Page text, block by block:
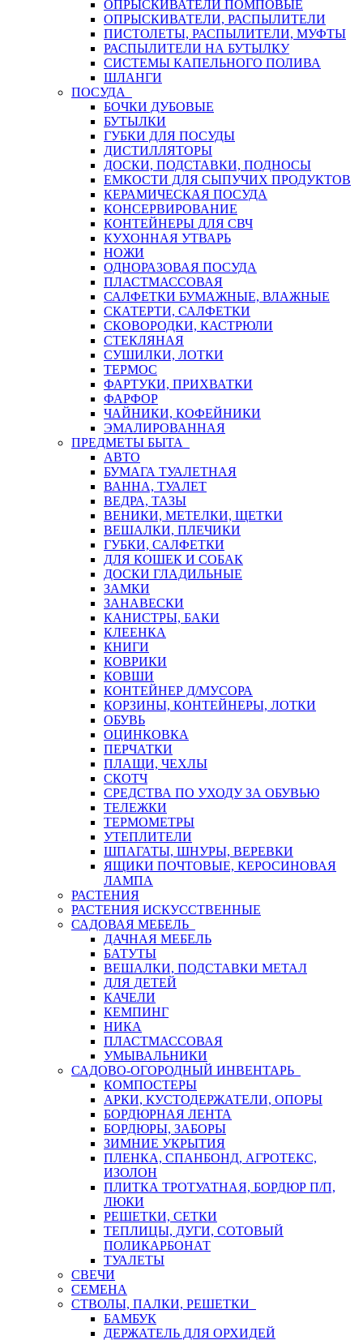
ОПРЫСКИВАТЕЛИ ПОМПОВЫЕ
ОПРЫСКИВАТЕЛИ, РАСПЫЛИТЕЛИ
ПИСТОЛЕТЫ, РАСПЫЛИТЕЛИ, МУФТЫ
РАСПЫЛИТЕЛИ НА БУТЫЛКУ
СИСТЕМЫ КАПЕЛЬНОГО ПОЛИВА
ШЛАНГИ
ПОСУДА
БОЧКИ ДУБОВЫЕ
БУТЫЛКИ
ГУБКИ ДЛЯ ПОСУДЫ
ДИСТИЛЛЯТОРЫ
ДОСКИ, ПОДСТАВКИ, ПОДНОСЫ
ЕМКОСТИ ДЛЯ СЫПУЧИХ ПРОДУКТОВ
КЕРАМИЧЕСКАЯ ПОСУДА
КОНСЕРВИРОВАНИЕ
КОНТЕЙНЕРЫ ДЛЯ СВЧ
КУХОННАЯ УТВАРЬ
НОЖИ
ОДНОРАЗОВАЯ ПОСУДА
ПЛАСТМАССОВАЯ
САЛФЕТКИ БУМАЖНЫЕ, ВЛАЖНЫЕ
СКАТЕРТИ, САЛФЕТКИ
СКОВОРОДКИ, КАСТРЮЛИ
СТЕКЛЯНАЯ
СУШИЛКИ, ЛОТКИ
ТЕРМОС
ФАРТУКИ, ПРИХВАТКИ
ФАРФОР
ЧАЙНИКИ, КОФЕЙНИКИ
ЭМАЛИРОВАННАЯ
ПРЕДМЕТЫ БЫТА
АВТО
БУМАГА ТУАЛЕТНАЯ
ВАННА, ТУАЛЕТ
ВЕДРА, ТАЗЫ
ВЕНИКИ, МЕТЕЛКИ, ЩЕТКИ
ВЕШАЛКИ, ПЛЕЧИКИ
ГУБКИ, САЛФЕТКИ
ДЛЯ КОШЕК И СОБАК
ДОСКИ ГЛАДИЛЬНЫЕ
ЗАМКИ
ЗАНАВЕСКИ
КАНИСТРЫ, БАКИ
КЛЕЕНКА
КНИГИ
КОВРИКИ
КОВШИ
КОНТЕЙНЕР Д/МУСОРА
КОРЗИНЫ, КОНТЕЙНЕРЫ, ЛОТКИ
ОБУВЬ
ОЦИНКОВКА
ПЕРЧАТКИ
ПЛАЩИ, ЧЕХЛЫ
СКОТЧ
СРЕДСТВА ПО УХОДУ ЗА ОБУВЬЮ
ТЕЛЕЖКИ
ТЕРМОМЕТРЫ
УТЕПЛИТЕЛИ
ШПАГАТЫ, ШНУРЫ, ВЕРЕВКИ
ЯЩИКИ ПОЧТОВЫЕ, КЕРОСИНОВАЯ
ЛАМПА
РАСТЕНИЯ
РАСТЕНИЯ ИСКУССТВЕННЫЕ
САДОВАЯ МЕБЕЛЬ
ДАЧНАЯ МЕБЕЛЬ
БАТУТЫ
ВЕШАЛКИ, ПОДСТАВКИ МЕТАЛ
ДЛЯ ДЕТЕЙ
КАЧЕЛИ
КЕМПИНГ
НИКА
ПЛАСТМАССОВАЯ
УМЫВАЛЬНИКИ
САДОВО-ОГОРОДНЫЙ ИНВЕНТАРЬ
КОМПОСТЕРЫ
АРКИ, КУСТОДЕРЖАТЕЛИ, ОПОРЫ
БОРДЮРНАЯ ЛЕНТА
БОРДЮРЫ, ЗАБОРЫ
ЗИМНИЕ УКРЫТИЯ
ПЛЕНКА, СПАНБОНД, АГРОТЕКС,
ИЗОЛОН
ПЛИТКА ТРОТУАТНАЯ, БОРДЮР П/П,
ЛЮКИ
РЕШЕТКИ, СЕТКИ
ТЕПЛИЦЫ, ДУГИ, СОТОВЫЙ
ПОЛИКАРБОНАТ
ТУАЛЕТЫ
СВЕЧИ
СЕМЕНА
СТВОЛЫ, ПАЛКИ, РЕШЕТКИ
БАМБУК
ДЕРЖАТЕЛЬ ДЛЯ ОРХИДЕЙ